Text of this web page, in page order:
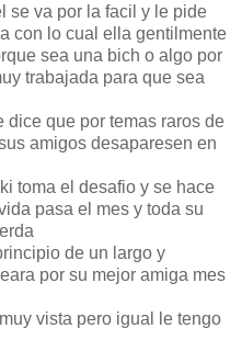
se va por la facil y le pide
con lo cual ella gentilmente
sea una bich o algo por
trabajada para que sea
que por temas raros de
amigos desaparesen en
toma el desafio y se hace
pasa el mes y toda su
de un largo y
por su mejor amiga mes
vista pero igual le tengo